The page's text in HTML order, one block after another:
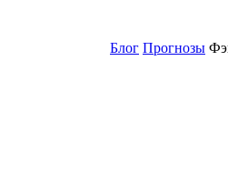
Блог Прогнозы